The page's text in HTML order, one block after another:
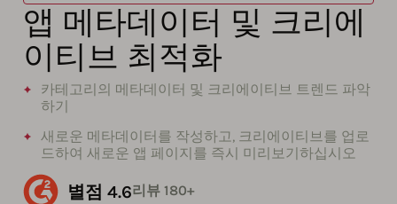
앱 메타데이터 및 크리에
이티브 최적화
카테고리의 메타데이터 및 크리에이티브 트렌드 파악
하기
새로운 메타데이터를 작성하고, 크리에이티브를 업로
드하여 새로운 앱 페이지를 즉시 미리보기하십시오
별점 4.6리뷰 180+